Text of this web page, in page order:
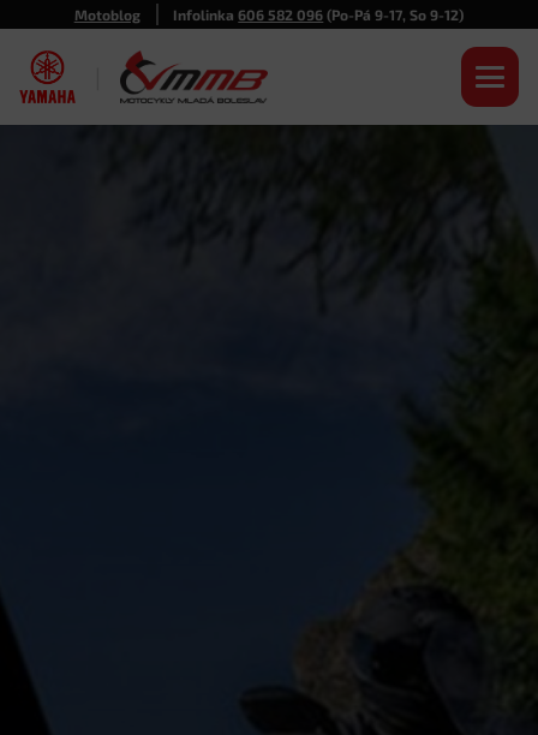
Motoblog Infolinka606 582 096 (Po-Pá 9-17, So 9-12)